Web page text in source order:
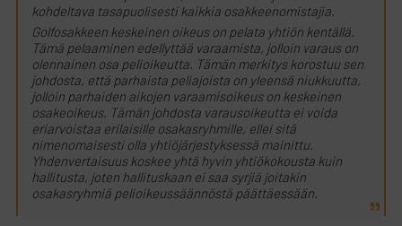
kohdeltava tasapuolisesti kaikkia osakkeenomistajia.
Golfosakkeen keskeinen oikeus on pelata yhtiön kentällä.
Tämä pelaaminen edellyttää varaamista, jolloin varaus on
olennainen osa pelioikeutta. Tämän merkitys korostuu sen
johdosta, että parhaista peliajoista on yleensä niukkuutta,
jolloin parhaiden aikojen varaamisoikeus on keskeinen
osakeoikeus. Tämän johdosta varausoikeutta ei voida
eriarvoistaa erilaisille osakasryhmille, ellei sitä
nimenomaisesti olla yhtiöjärjestyksessä mainittu.
Yhdenvertaisuus koskee yhtä hyvin yhtiökokousta kuin
hallitusta, joten hallituskaan ei saa syrjiä joitakin
osakasryhmiä pelioikeussäännöstä päättäessään.